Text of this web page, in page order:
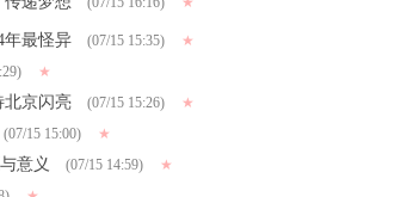
年最怪异 (07/15 15:35) ★
★
北京闪亮 (07/15 15:26) ★
(07/15 15:00) ★
意义 (07/15 14:59) ★